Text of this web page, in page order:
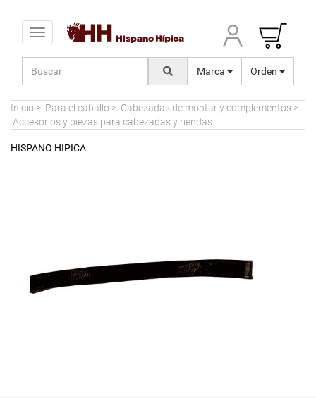
Toggle navigation
Marca Orden
Inicio > Para el caballo > Cabezadas de montar y complementos >
Accesorios y piezas para cabezadas y riendas
HISPANO HIPICA